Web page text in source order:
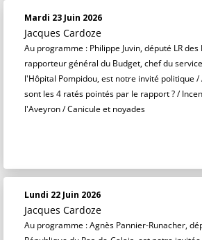
Mardi 23 Juin 2026
Jacques Cardoze
Au programme : Philippe Juvin, député LR
rapporteur général du Budget, chef du
l'Hôpital Pompidou, est notre invité politique
sont les 4 ratés pointés par le rapport ? /
l'Aveyron / Canicule et noyades
Lundi 22 Juin 2026
Jacques Cardoze
Au programme : Agnès Pannier-Runacher,